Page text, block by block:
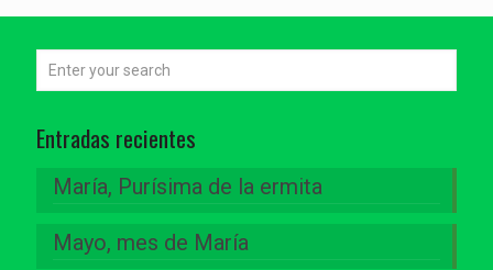
Entradas recientes
María, Purísima de la ermita
Mayo, mes de María